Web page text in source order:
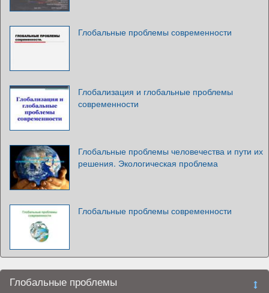
Глобальные проблемы современности
Глобализация и глобальные проблемы
современности
Глобальные проблемы человечества и пути их
решения. Экологическая проблема
Глобальные проблемы современности
Глобальные проблемы